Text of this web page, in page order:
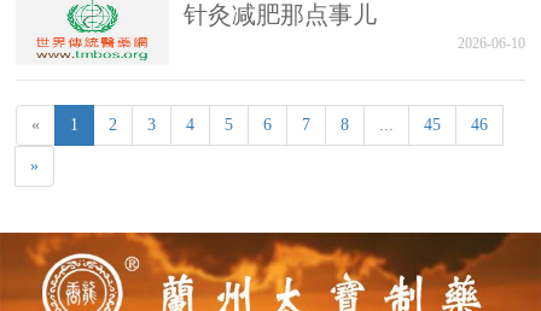
针灸减肥那点事儿
2026-06-10
« 1 2 3 4 5 6 7 8 ... 45 46
»